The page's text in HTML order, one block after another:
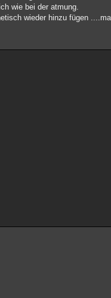
wie bei der atmung.
wieder hinzu fügen